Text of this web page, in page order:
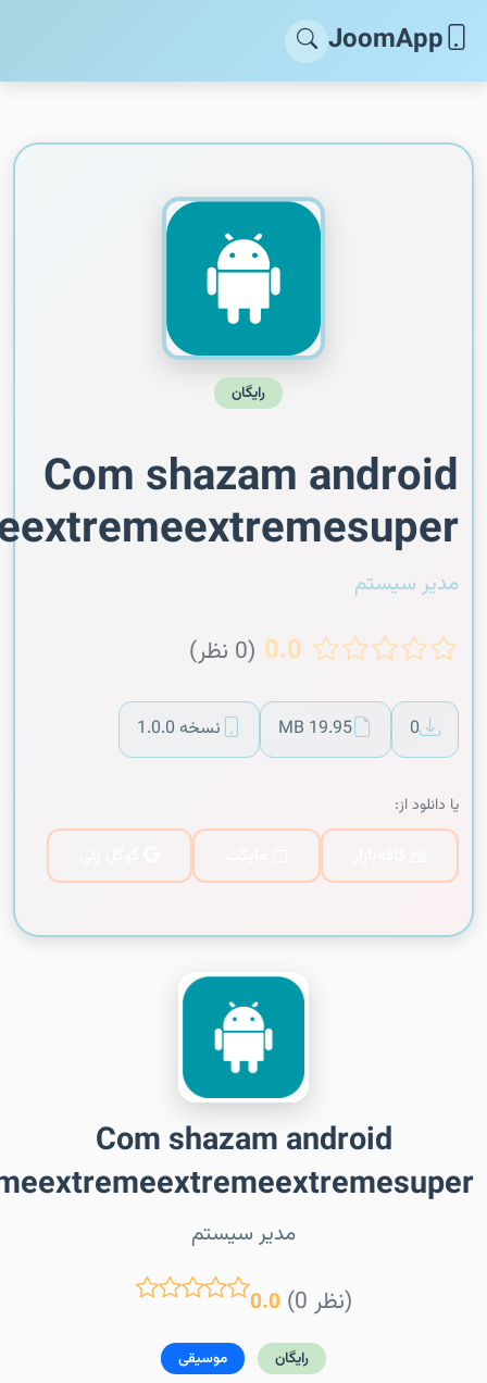
JoomApp
رایگان
Com shazam android
مدیر سیستم
0.0 (0 نظر)
0
19.95 MB نسخه 1.0.0
یا دانلود از:
Com shazam android
مدیر سیستم
0.0 (0 نظر)
رایگان موسیقی